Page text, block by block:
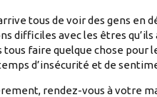
tous de voir des gens en
difficiles avec les êtres
tous faire quelque chose pour
d’insécurité et de
rendez-vous à votre